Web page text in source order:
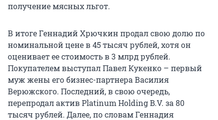
получение мясных льгот.
В итоге Геннадий Хрючкин продал свою долю по
номинальной цене в 45 тысяч рублей, хотя он
оценивает ее стоимость в 3 млрд рублей.
Покупателем выступал Павел Кукенко – первый
муж жены его бизнес-партнера Василия
Верюжского. Последний, в свою очередь,
перепродал актив Platinum Holding B.V. за 80
тысяч рублей. Далее, по словам Геннадия